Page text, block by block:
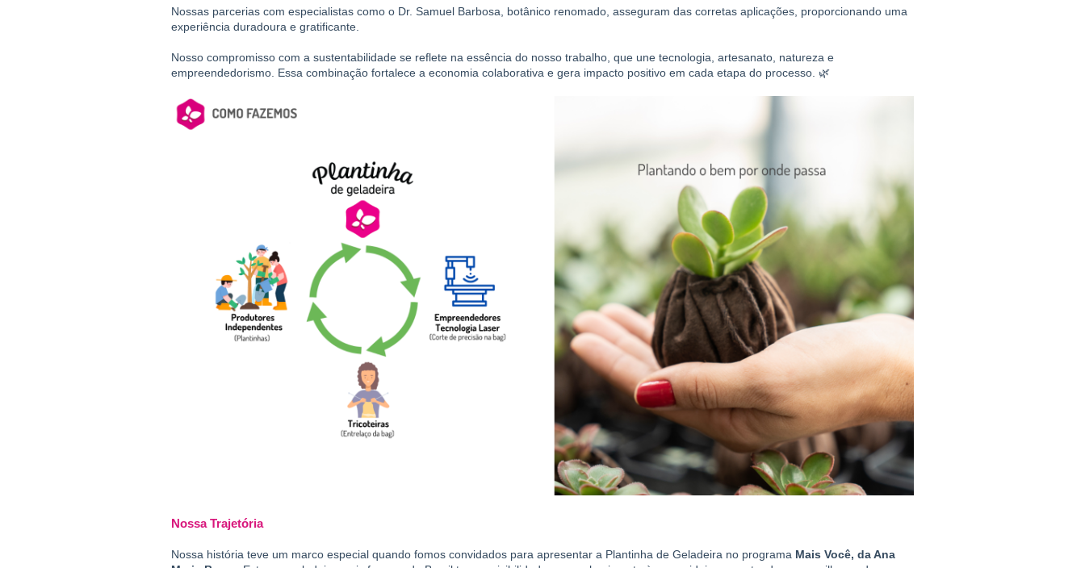
Nossas parcerias com especialistas como o Dr. Samuel Barbosa, botânico renomado, asseguram das corretas aplicações, proporcionando uma
experiência duradoura e gratificante.
Nosso compromisso com a sustentabilidade se reflete na essência do nosso trabalho, que une tecnologia, artesanato, natureza e
empreendedorismo. Essa combinação fortalece a economia colaborativa e gera impacto positivo em cada etapa do processo. 🌿
Nossa Trajetória
Nossa história teve um marco especial quando fomos convidados para apresentar a Plantinha de Geladeira no programa Mais Você, da Ana